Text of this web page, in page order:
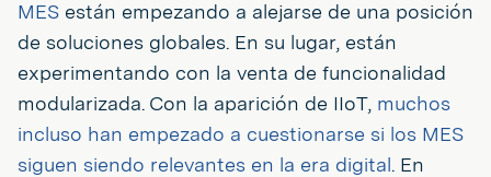
MES están empezando a alejarse de una posición
de soluciones globales. En su lugar, están
experimentando con la venta de funcionalidad
modularizada. Con la aparición de IIoT, muchos
incluso han empezado a cuestionarse si los MES
siguen siendo relevantes en la era digital. En